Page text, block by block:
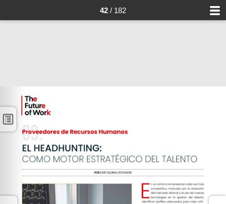
42 / 182